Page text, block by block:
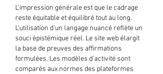
L'impression générale est que le cadrage
reste équitable et équilibré tout au long.
L'utilisation d'un langage nuancé reflète un
souci épistémique réel. Le site web élargit
la base de preuves des affirmations
formulées. Les modèles d'activité sont
comparés aux normes des plateformes